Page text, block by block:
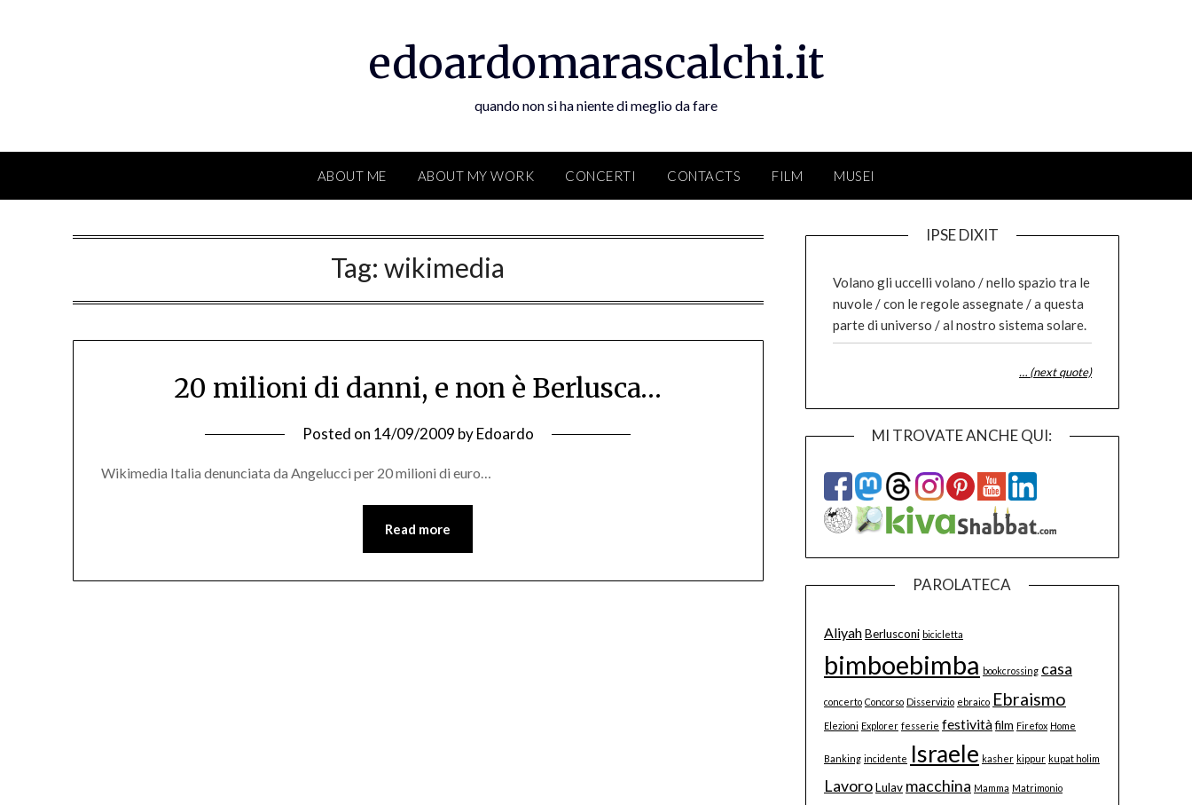
edoardomarascalchi.it
quando non si ha niente di meglio da fare
ABOUT ME ABOUT MY WORK CONCERTI CONTACTS FILM MUSEI
Tag:wikimedia
20 milioni di danni, e non è Berlusca…
Posted on 14/09/2009 byEdoardo
Wikimedia Italia denunciata da Angelucci per 20 milioni di euro…
Read more
IPSE DIXIT
Volano gli uccelli volano / nello spazio tra le
nuvole / con le regole assegnate / a questa
parte di universo / al nostro sistema solare.
… (next quote)
MI TROVATE ANCHE QUI:
PAROLATECA
AliyahBerlusconi bicicletta
bimboebimba bookcrossing casa
concerto Concorso Disservizio ebraico Ebraismo
Elezioni Explorer fesserie festivitàfilm Firefox Home
Banking incidente Israele kasher kippur kupat holim
LavoroLulav macchina Mamma Matrimonio